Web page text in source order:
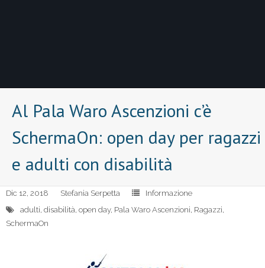
Al Pala Waro Ascenzioni c’è
SchermaOn: open day per ragazzi
e adulti con disabilità
Dic 12, 2018 Stefania Serpetta
Informazione
adulti, disabilità, open day, Pala Waro Ascenzioni, Ragazzi,
SchermaOn